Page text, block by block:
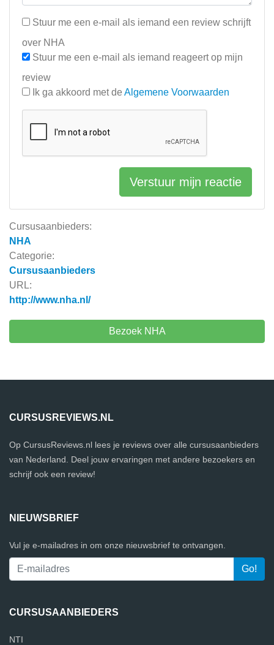
Cursusaanbieders:
NHA
Categorie:
Cursusaanbieders
URL:
http://www.nha.nl/
Bezoek NHA
Stuur me een e-mail als iemand een review schrijft
over NHA
Stuur me een e-mail als iemand reageert op mijn
review
Ik ga akkoord met de Algemene Voorwaarden
Verstuur mijn reactie
CURSUSREVIEWS.NL
Op CursusReviews.nl lees je reviews over alle cursusaanbieders
van Nederland. Deel jouw ervaringen met andere bezoekers en
schrijf ook een review!
NIEUWSBRIEF
Vul je e-mailadres in om onze nieuwsbrief te ontvangen.
CURSUSAANBIEDERS
NTI